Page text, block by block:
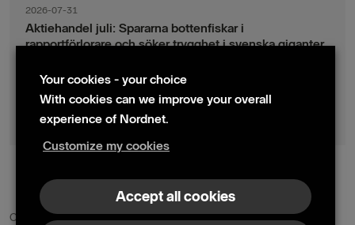
2026-07-31
Aktiehandel juli: Spararna bottenfiskar i
rapportförlorare och söker trygghet i svenska giganter
2026-07-30
Fondsparande juli: Vinsthemtagningar i teknik – men
indexsparandet ligger fast
Contact us Press contacts
Your cookies - your choice
With cookies can we improve your overall
experience of Nordnet.
Customize my cookies
Accept all cookies